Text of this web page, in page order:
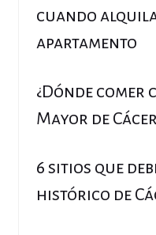
cuando
apartamento
¿Dónde comer
Mayor de
6 sitios que
histórico de